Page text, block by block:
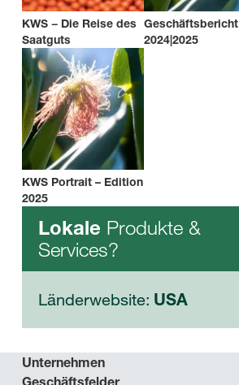
KWS − Die Reise des
Saatguts
Geschäftsbericht
2024|2025
KWS Portrait – Edition
2025
Lokale Produkte &
Services?
Länderwebsite: USA
Unternehmen
Geschäftsfelder